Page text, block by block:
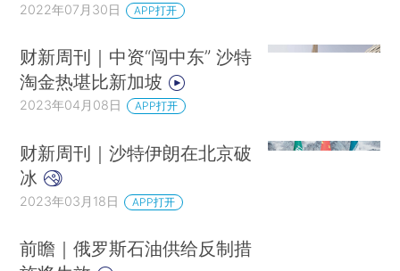
2022年07月30日 APP打开
财新周刊｜中资“闯中东” 沙特
淘金热堪比新加坡
2023年04月08日 APP打开
财新周刊｜沙特伊朗在北京破
冰
2023年03月18日 APP打开
前瞻｜俄罗斯石油供给反制措